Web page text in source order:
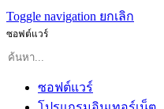
Toggle navigation ยกเลิก
ซอฟต์แวร์
ซอฟต์แวร์